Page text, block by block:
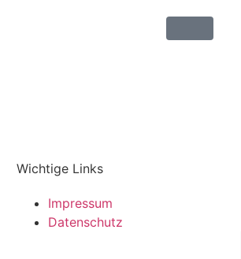
Wichtige Links
Impressum
Datenschutz